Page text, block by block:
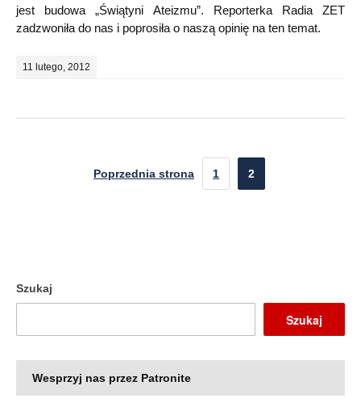
jest budowa „Świątyni Ateizmu”. Reporterka Radia ZET
zadzwoniła do nas i poprosiła o naszą opinię na ten temat.
11 lutego, 2012
Poprzednia strona 1 2
Szukaj
Szukaj
Wesprzyj nas przez Patronite